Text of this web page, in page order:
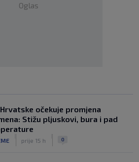
Oglas
očekuje promjena
Stižu pljuskovi, bura i pad
prije 15 h 0